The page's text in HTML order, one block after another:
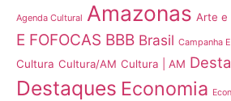
Agenda Cultural Amazonas Arte e
E FOFOCAS BBB Brasil Campanha
Cultura Cultura/AM Cultura | AM
Destaques Economia